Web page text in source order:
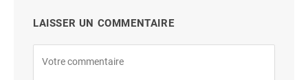
LAISSER UN COMMENTAIRE